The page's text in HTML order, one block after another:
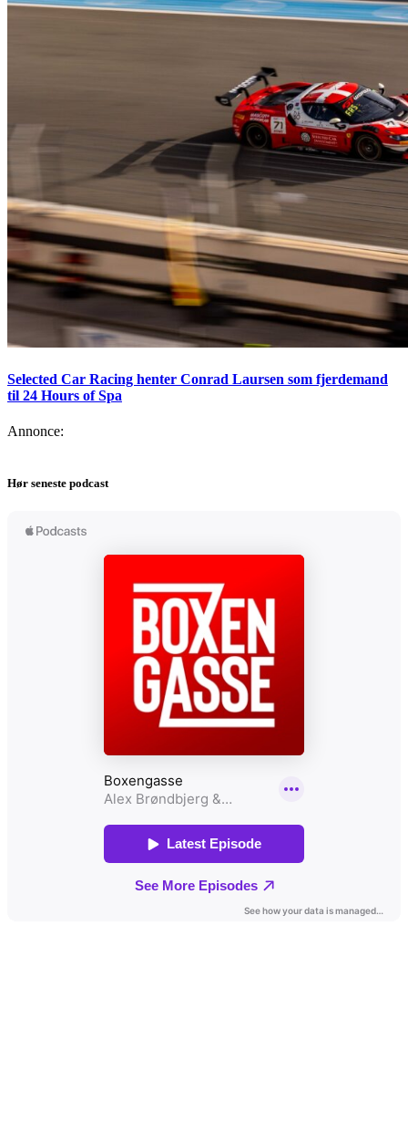
Selected Car Racing henter Conrad Laursen som fjerdemand
til 24 Hours of Spa
Annonce:
Hør seneste podcast